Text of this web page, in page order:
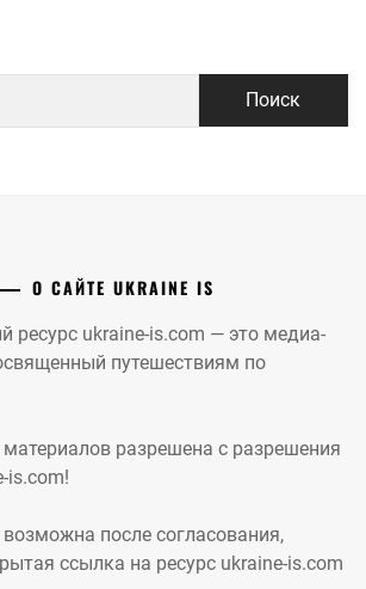
О САЙТЕ UKRAINE IS
ресурс ukraine-is.com — это медиа-
путешествиям по
разрешена с разрешения
is.com!
после согласования,
ссылка на ресурс ukraine-is.com